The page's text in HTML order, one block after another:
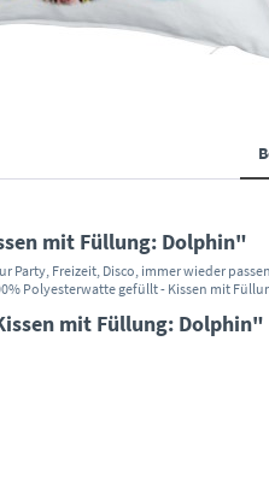
mit Füllung: Dolphin"
Party, Freizeit, Disco, immer wieder
Polyesterwatte gefüllt - Kissen mit
mit Füllung: Dolphin"